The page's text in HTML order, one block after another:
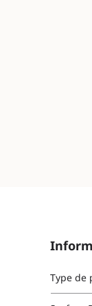
Type de